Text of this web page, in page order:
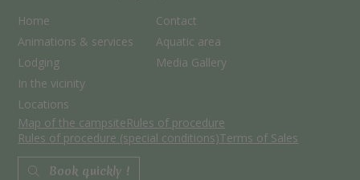
Home
Animations & services
Lodging
In the vicinity
Locations
Contact
Aquatic area
Media Gallery
Map of the campsiteRules of procedure
Rules of procedure (special conditions)Terms of Sales
Book quickly !